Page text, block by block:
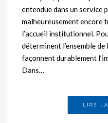
entendue dans un service
malheureusement encore
l’accueil institutionnel.
déterminent l’ensemble
façonnent durablement
Dans…
LIRE